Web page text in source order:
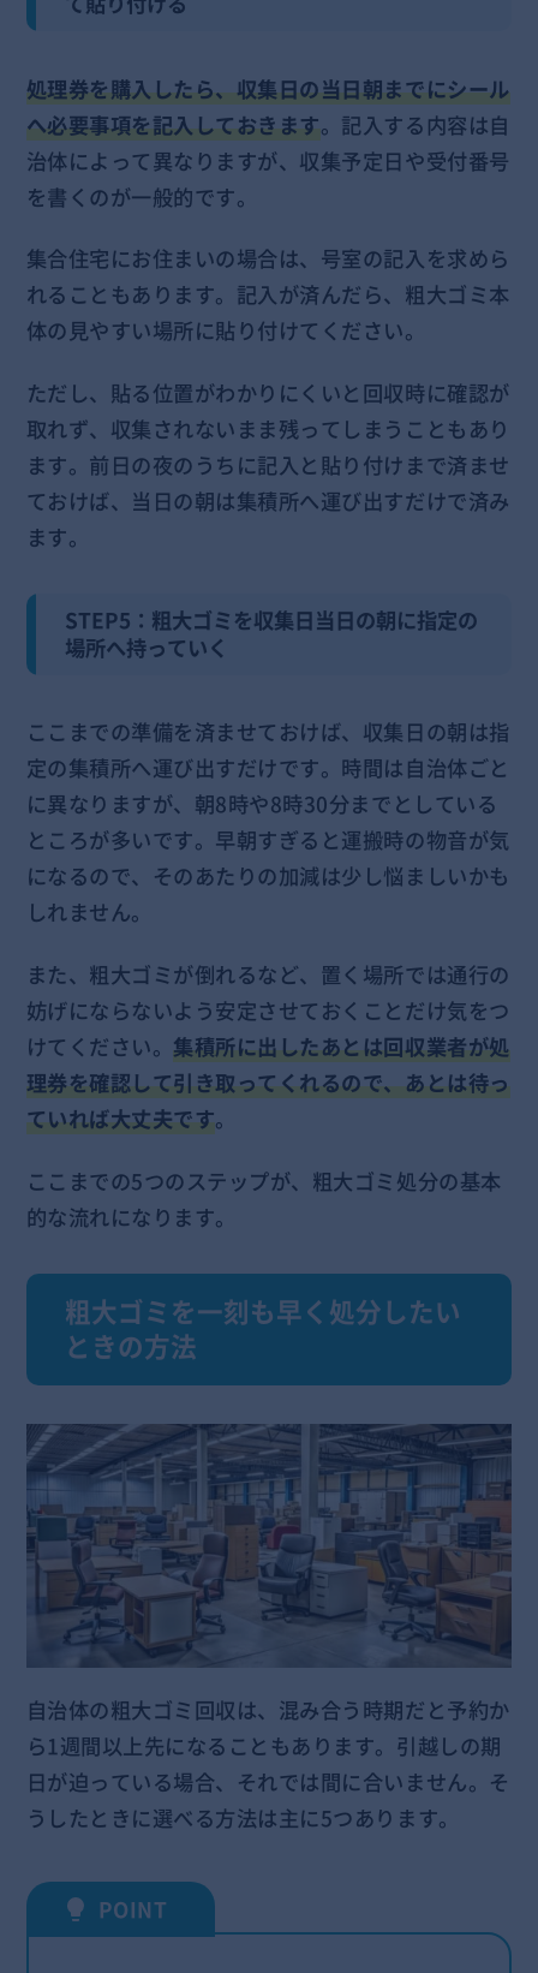
処理券を購入したら、収集日の当日朝までにシール
へ必要事項を記入しておきます。記入する内容は自
治体によって異なりますが、収集予定日や受付番号
を書くのが一般的です。
集合住宅にお住まいの場合は、号室の記入を求めら
れることもあります。記入が済んだら、粗大ゴミ本
体の見やすい場所に貼り付けてください。
ただし、貼る位置がわかりにくいと回収時に確認が
取れず、収集されないまま残ってしまうこともあり
ます。前日の夜のうちに記入と貼り付けまで済ませ
ておけば、当日の朝は集積所へ運び出すだけで済み
ます。
STEP5：粗大ゴミを収集日当日の朝に指定の
場所へ持っていく
ここまでの準備を済ませておけば、収集日の朝は指
定の集積所へ運び出すだけです。時間は自治体ごと
に異なりますが、朝8時や8時30分までとしている
ところが多いです。早朝すぎると運搬時の物音が気
になるので、そのあたりの加減は少し悩ましいかも
しれません。
また、粗大ゴミが倒れるなど、置く場所では通行の
妨げにならないよう安定させておくことだけ気をつ
けてください。集積所に出したあとは回収業者が処
理券を確認して引き取ってくれるので、あとは待っ
ていれば大丈夫です。
ここまでの5つのステップが、粗大ゴミ処分の基本
的な流れになります。
粗大ゴミを一刻も早く処分したい
ときの方法
自治体の粗大ゴミ回収は、混み合う時期だと予約か
ら1週間以上先になることもあります。引越しの期
日が迫っている場合、それでは間に合いません。そ
うしたときに選べる方法は主に5つあります。